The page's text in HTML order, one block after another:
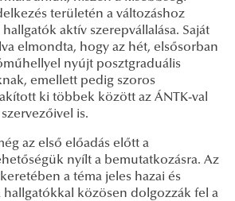
területén a változáshoz
aktív szerepvállalása. Saját
elmondta, hogy az hét, elsősorban
nyújt posztgraduális
emellett pedig szoros
ki többek között az ÁNTK-val
is.
az első előadás előtt a
nyílt a bemutatkozásra. Az
keretében a téma jeles hazai és
hallgatókkal közösen dolgozzák fel a